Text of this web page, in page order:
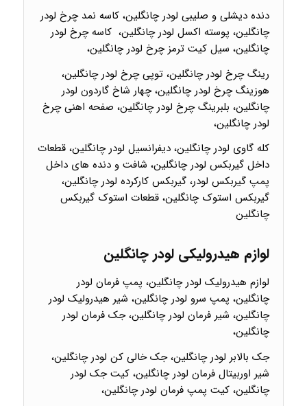
دنده دیشلی و صلیبی لودر چانگلین، کاسه نمد چرخ لودر
چانگلین، پوسته اکسل لودر چانگلین، کاسه چرخ لودر
چانگلین، سیل کیت ترمز چرخ لودر چانگلین،
رینگ چرخ لودر چانگلین، توپی چرخ لودر چانگلین،
هوزینگ چرخ لودر چانگلین، چهار شاخ گاردون لودر
چانگلین، بلبرینگ چرخ لودر چانگلین، صفحه اهنی چرخ
لودر چانگلین،
کله گاوی لودر چانگلین، دیفرانسیل لودر چانگلین، قطعات
داخل گیربکس لودر چانگلین، شافت و دنده های داخل
پمپ گیربکس لودر، گیربکس کارکرده لودر چانگلین،
گیربکس استوک چانگلین، قطعات استوک گیربکس
چانگلین
لوازم هیدرولیکی لودر چانگلین
لوازم هیدرولیک لودر چانگلین، پمپ فرمان لودر
چانگلین، پمپ سرو لودر چانگلین، شیر هیدرولیک لودر
چانگلین، شیر فرمان لودر چانگلین، جک فرمان لودر
چانگلین،
جک بالابر لودر چانگلین، جک خالی کن لودر چانگلین،
شیر اوربیتال فرمان لودر چانگلین، کیت جک لودر
چانگلین، کیت پمپ فرمان لودر چانگلین،